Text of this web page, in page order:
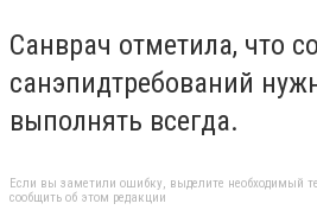
Санврач отметила, что
санэпидтребований
выполнять всегда.
Если вы заметили ошибку, выделите необходимый
сообщить об этом редакции